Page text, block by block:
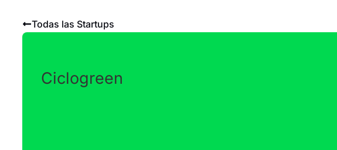
Todas las Startups
Ciclogreen